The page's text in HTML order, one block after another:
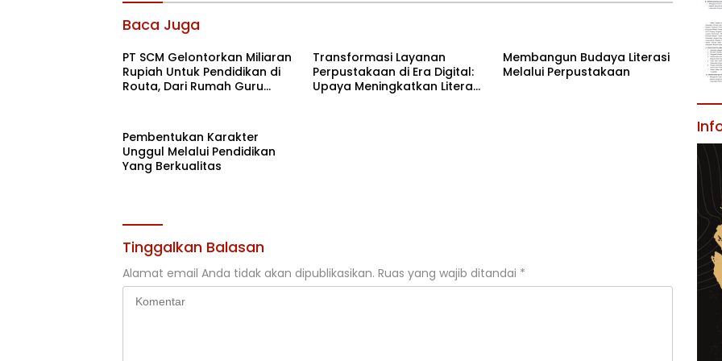
Baca Juga
PT SCM Gelontorkan Miliaran
Rupiah Untuk Pendidikan di
Routa, Dari Rumah Guru
Transformasi Layanan
Perpustakaan di Era Digital:
Upaya Meningkatkan Literasi
Membangun Budaya Literasi
Melalui Perpustakaan
Pembentukan Karakter
Unggul Melalui Pendidikan
Yang Berkualitas
Tinggalkan Balasan
Alamat email Anda tidak akan dipublikasikan. Ruas yang wajib ditandai *